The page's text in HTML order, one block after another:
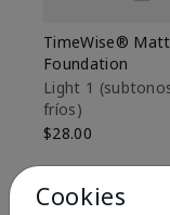
TimeWise®
Foundation
Light 1​
fríos)
$28.00
Cookies